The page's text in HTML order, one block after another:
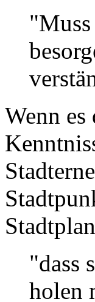
Wenn
"dass
holen